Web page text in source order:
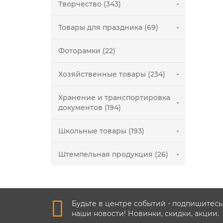
Творчество (343)
Товары для праздника (69)
Фоторамки (22)
Хозяйственные товары (234)
Хранение и транспортировка
документов (194)
Школьные товары (193)
Штемпельная продукция (26)
Будьте в центре событий -
наши новости! Новинки, скидки, акции.